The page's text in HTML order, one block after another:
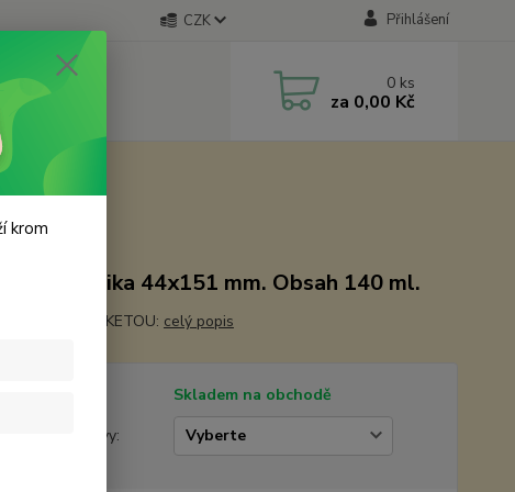
CZK Přihlášení
0 ks
za 0,00 Kč
+ keramika 44x151 mm. Obsah 140 ml.
OPATŘIT ETIKETOU: celý popis
Skladem na obchodě
Množstevní slevy:
krom